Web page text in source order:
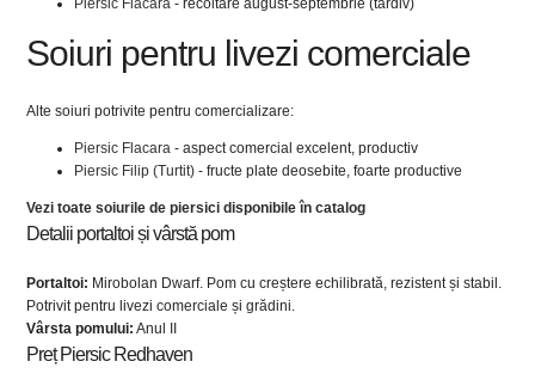
Soiuri pentru livezi comerciale
Alte soiuri potrivite pentru comercializare:
Piersic Flacara - aspect comercial excelent, productiv
Piersic Filip (Turtit) - fructe plate deosebite, foarte productive
Vezi toate soiurile de piersici disponibile în catalog
Detalii portaltoi și vârstă pom
Portaltoi: Mirobolan Dwarf. Pom cu creștere echilibrată, rezistent și stabil.
Potrivit pentru livezi comerciale și grădini.
Vârsta pomului: Anul II
Preț Piersic Redhaven